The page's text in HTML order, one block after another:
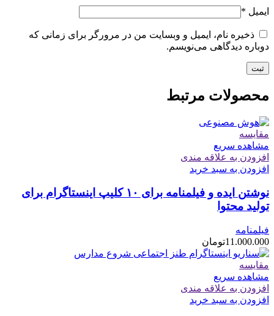
ایمیل *
ذخیره نام، ایمیل و وبسایت من در مرورگر برای زمانی که
دوباره دیدگاهی می‌نویسم.
محصولات مرتبط
مقایسه
مشاهده سریع
افزودن به علاقه مندی
افزودن به سبد خرید
نوشتن ایده و فیلمنامه برای ۱۰ کلیپ اینستاگرام برای
تولید محتوا
فیلمنامه
11.000.000تومان
مقایسه
مشاهده سریع
افزودن به علاقه مندی
افزودن به سبد خرید